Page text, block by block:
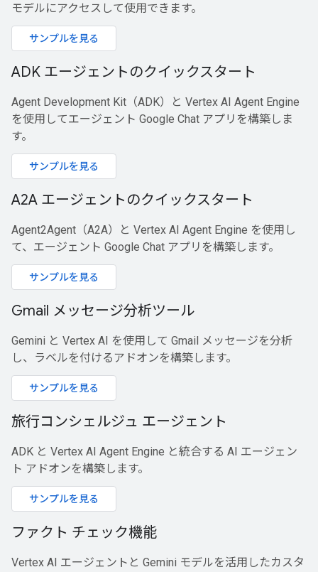
モデルにアクセスして使用できます。
サンプルを見る
ADK エージェントのクイックスタート
Agent Development Kit（ADK）と Vertex AI Agent Engine
を使用してエージェント Google Chat アプリを構築しま
す。
サンプルを見る
A2A エージェントのクイックスタート
Agent2Agent（A2A）と Vertex AI Agent Engine を使用し
て、エージェント Google Chat アプリを構築します。
サンプルを見る
Gmail メッセージ分析ツール
Gemini と Vertex AI を使用して Gmail メッセージを分析
し、ラベルを付けるアドオンを構築します。
サンプルを見る
旅行コンシェルジュ エージェント
ADK と Vertex AI Agent Engine と統合する AI エージェン
ト アドオンを構築します。
サンプルを見る
ファクト チェック機能
Vertex AI エージェントと Gemini モデルを活用したカスタ